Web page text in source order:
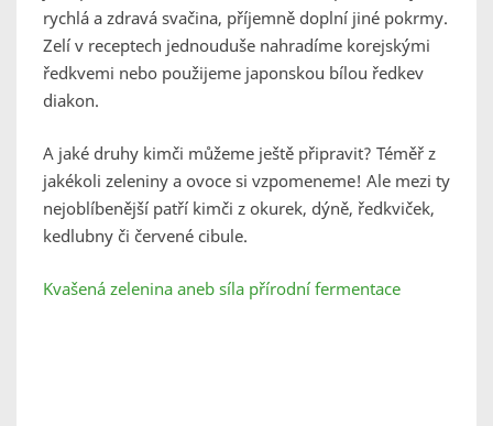
rychlá a zdravá svačina, příjemně doplní jiné pokrmy.
Zelí v receptech jednouduše nahradíme korejskými
ředkvemi nebo použijeme japonskou bílou ředkev
diakon.
A jaké druhy kimči můžeme ještě připravit? Téměř z
jakékoli zeleniny a ovoce si vzpomeneme! Ale mezi ty
nejoblíbenější patří kimči z okurek, dýně, ředkviček,
kedlubny či červené cibule.
Kvašená zelenina aneb síla přírodní fermentace